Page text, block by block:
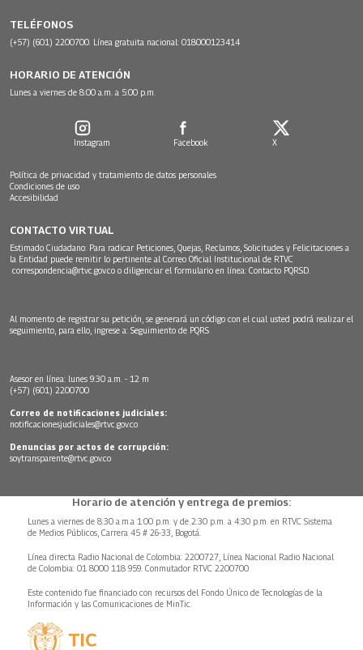
TELÉFONOS
(+57) (601) 2200700. Línea gratuita nacional: 018000123414
HORARIO DE ATENCIÓN
Lunes a viernes de 8:00 a.m. a 5:00 p.m.
Instagram Facebook X
Política de privacidad y tratamiento de datos personales
Condiciones de uso
Accesibilidad
CONTACTO VIRTUAL
Estimado Ciudadano: Para radicar Peticiones, Quejas, Reclamos, Solicitudes y Felicitaciones a
la Entidad puede remitir lo pertinente al Correo Oficial Institucional de RTVC
correspondencia@rtvc.gov.co o diligenciar el formulario en línea: Contacto PQRSD.
Al momento de registrar su petición, se generará un código con el cual usted podrá realizar el
seguimiento, para ello, ingrese a: Seguimiento de PQRS
Asesor en línea: lunes 9:30 a.m. - 12 m
(+57) (601) 2200700
Correo de notificaciones judiciales:
notificacionesjudiciales@rtvc.gov.co
Denuncias por actos de corrupción:
soytransparente@rtvc.gov.co
Horario de atención y entrega de premios:
Lunes a viernes de 8:30 a.m.a 1:00 p.m. y de 2:30 p.m. a 4:30 p.m. en RTVC Sistema
de Medios Públicos, Carrera 45 # 26-33, Bogotá.
Línea directa Radio Nacional de Colombia: 2200727, Línea Nacional Radio Nacional
de Colombia: 01 8000 118 959. Conmutador RTVC 2200700
Este contenido fue financiado con recursos del Fondo Único de Tecnologías de la
Información y las Comunicaciones de MinTic.